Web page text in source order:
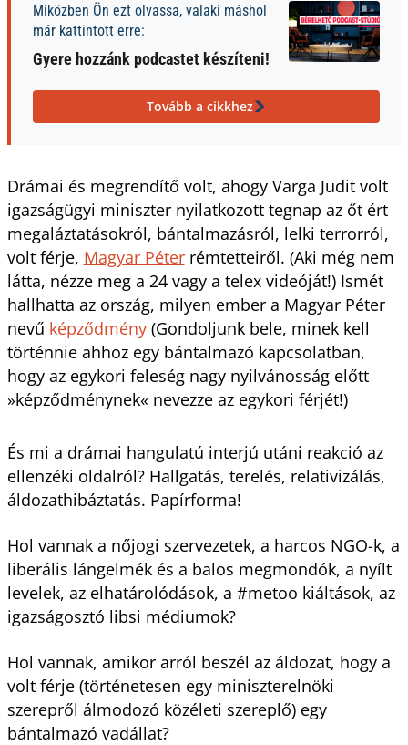
Miközben Ön ezt olvassa, valaki máshol
már kattintott erre:
Gyere hozzánk podcastet készíteni!
Tovább a cikkhez
Drámai és megrendítő volt, ahogy Varga Judit volt
igazságügyi miniszter nyilatkozott tegnap az őt ért
megaláztatásokról, bántalmazásról, lelki terrorról,
volt férje, Magyar Péterrémtetteiről. (Aki még nem
látta, nézze meg a 24 vagy a telex videóját!) Ismét
hallhatta az ország, milyen ember a Magyar Péter
nevű képződmény(Gondoljunk bele, minek kell
történnie ahhoz egy bántalmazó kapcsolatban,
hogy az egykori feleség nagy nyilvánosság előtt
»képződménynek« nevezze az egykori férjét!)
És mi a drámai hangulatú interjú utáni reakció az
ellenzéki oldalról? Hallgatás, terelés, relativizálás,
áldozathibáztatás. Papírforma!
Hol vannak a nőjogi szervezetek, a harcos NGO-k, a
liberális lángelmék és a balos megmondók, a nyílt
levelek, az elhatárolódások, a #metoo kiáltások, az
igazságosztó libsi médiumok?
Hol vannak, amikor arról beszél az áldozat, hogy a
volt férje (történetesen egy miniszterelnöki
szerepről álmodozó közéleti szereplő) egy
bántalmazó vadállat?